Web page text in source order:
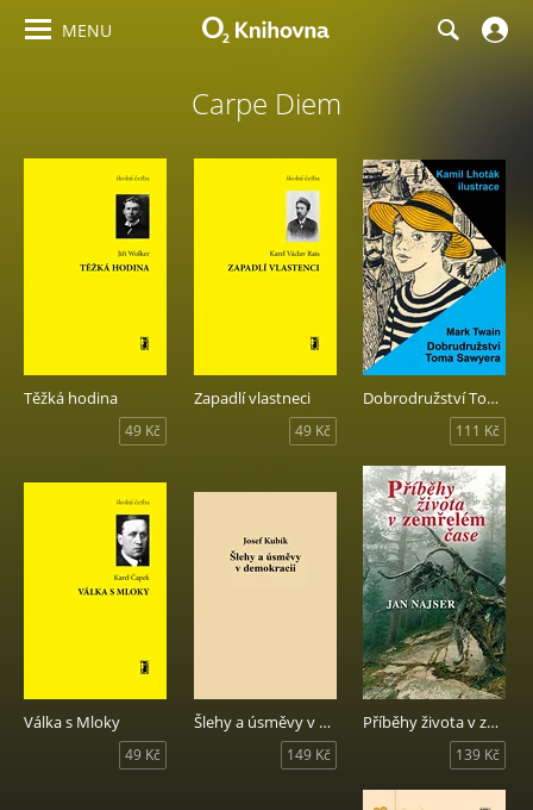
MENU
Carpe Diem
Těžká hodina
49 Kč
Zapadlí vlastneci
49 Kč
Dobrodružství Toma Sawyera
111 Kč
Válka s Mloky
49 Kč
Šlehy a úsměvy v demokracii
149 Kč
Příběhy života v zemřelém čase
139 Kč